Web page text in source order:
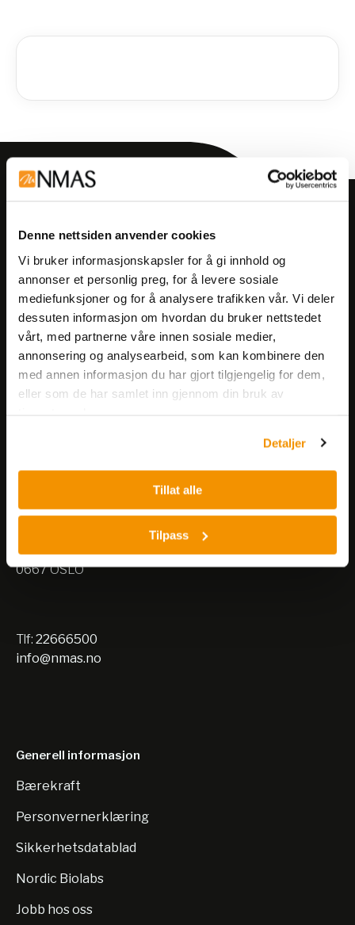
Denne nettsiden anvender cookies
Vi bruker informasjonskapsler for å gi innhold og
annonser et personlig preg, for å levere sosiale
mediefunksjoner og for å analysere trafikken vår. Vi deler
dessuten informasjon om hvordan du bruker nettstedet
vårt, med partnerne våre innen sosiale medier,
annonsering og analysearbeid, som kan kombinere den
med annen informasjon du har gjort tilgjengelig for dem,
eller som de har samlet inn gjennom din bruk av
Detaljer
Tillat alle
Tilpass
Få informasjon om produkter,
arrangementer og kampanjer.
Meld på nyhetsbrev
Besøksadresse:
0667 OSLO
Nils Hansens vei 10
0667 OSLO
Tlf: 22666500
info@nmas.no
Generell informasjon
Bærekraft
Personvernerklæring
Sikkerhetsdatablad
Nordic Biolabs
Jobb hos oss